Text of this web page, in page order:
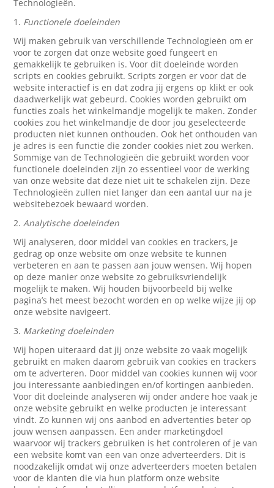
Technologieën.
1. Functionele doeleinden
Wij maken gebruik van verschillende Technologieën om er
voor te zorgen dat onze website goed fungeert en
gemakkelijk te gebruiken is. Voor dit doeleinde worden
scripts en cookies gebruikt. Scripts zorgen er voor dat de
website interactief is en dat zodra jij ergens op klikt er ook
daadwerkelijk wat gebeurd. Cookies worden gebruikt om
functies zoals het winkelmandje mogelijk te maken. Zonder
cookies zou het winkelmandje de door jou geselecteerde
producten niet kunnen onthouden. Ook het onthouden van
je adres is een functie die zonder cookies niet zou werken.
Sommige van de Technologieën die gebruikt worden voor
functionele doeleinden zijn zo essentieel voor de werking
van onze website dat deze niet uit te schakelen zijn. Deze
Technologieën zullen niet langer dan een aantal uur na je
websitebezoek bewaard worden.
2.Analytische doeleinden
Wij analyseren, door middel van cookies en trackers, je
gedrag op onze website om onze website te kunnen
verbeteren en aan te passen aan jouw wensen. Wij hopen
op deze manier onze website zo gebruiksvriendelijk
mogelijk te maken. Wij houden bijvoorbeeld bij welke
pagina’s het meest bezocht worden en op welke wijze jij op
onze website navigeert.
3. Marketing doeleinden
Wij hopen uiteraard dat jij onze website zo vaak mogelijk
gebruikt en maken daarom gebruik van cookies en trackers
om te adverteren. Door middel van cookies kunnen wij voor
jou interessante aanbiedingen en/of kortingen aanbieden.
Voor dit doeleinde analyseren wij onder andere hoe vaak je
onze website gebruikt en welke producten je interessant
vindt. Zo kunnen wij ons aanbod en advertenties beter op
jouw wensen aanpassen. Een ander marketingdoel
waarvoor wij trackers gebruiken is het controleren of je van
een website komt van een van onze adverteerders. Dit is
noodzakelijk omdat wij onze adverteerders moeten betalen
voor de klanten die via hun platform onze website